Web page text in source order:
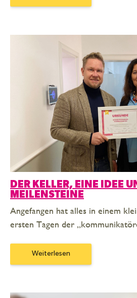
DER KELLER, EINE IDEE
MEILENSTEINE
Angefangen hat alles in einem
ersten Tagen der
Weiterlesen